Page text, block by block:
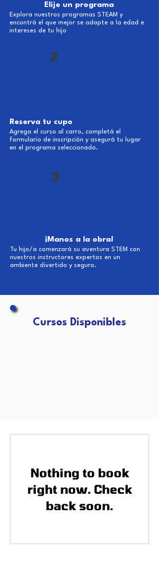
Elije un programa
Explora nuestros programas STEAM y
encontrá el que mejor se adapte a la edad e
intereses de tu hijo
2
Reserva tu cupo
Agrega el curso al carro, completá el
formulario de inscripción y asegurá tu lugar
en el programa seleccionado.
3
¡Manos a la obra!
Tu hijo/a comenzará su aventura STEM con
nuestros instructores expertos en un
ambiente divertido y seguro.
Cursos Disponibles
Nothing to book
right now. Check
back soon.